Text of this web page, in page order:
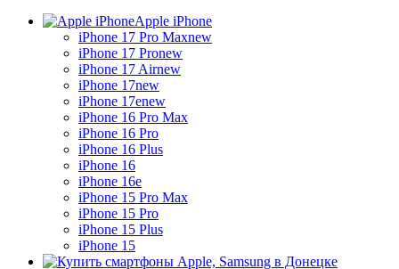
Apple iPhone
iPhone 17 Pro Maxnew
iPhone 17 Pronew
iPhone 17 Airnew
iPhone 17new
iPhone 17enew
iPhone 16 Pro Max
iPhone 16 Pro
iPhone 16 Plus
iPhone 16
iPhone 16e
iPhone 15 Pro Max
iPhone 15 Pro
iPhone 15 Plus
iPhone 15